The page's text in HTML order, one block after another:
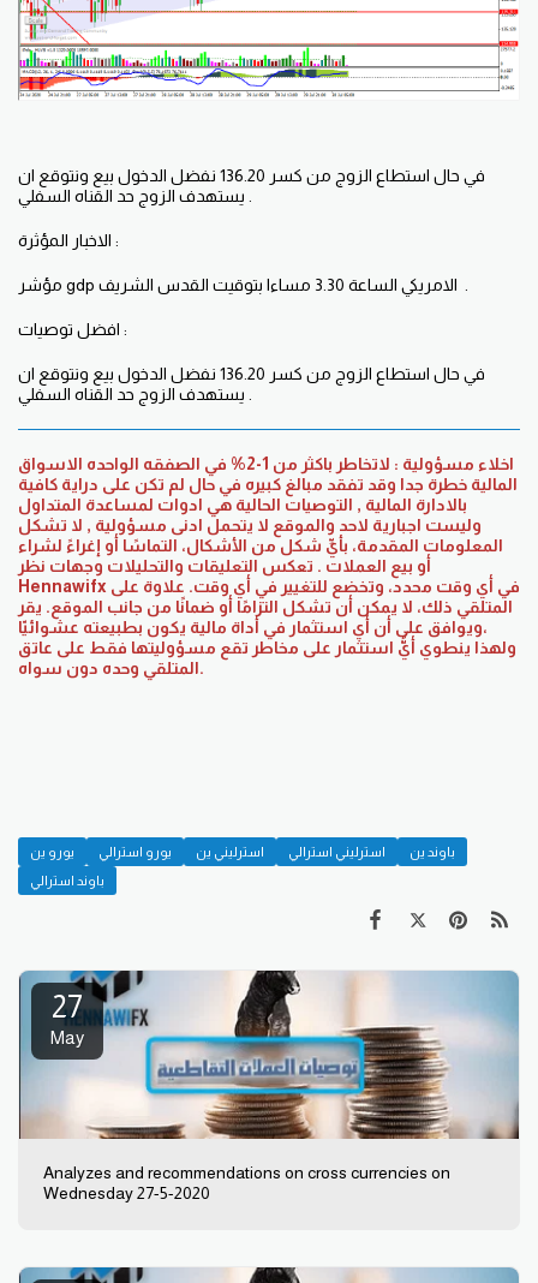
في حال استطاع الزوج من كسر 136.20 نفضل الدخول بيع ونتوقع ان
الاخبار المؤثرة :
افضل توصيات :
في حال استطاع الزوج من كسر 136.20 نفضل الدخول بيع ونتوقع ان
اخلاء مسؤولية : لاتخاطر باكثر من 1-2% في الصفقه الواحده الاسواق
المالية خطرة جدا وقد تفقد مبالغ كبيره في حال لم تكن على دراية كافية
بالادارة المالية , التوصيات الحالية هي ادوات لمساعدة المتداول
وليست اجبارية لاحد والموقع لا يتحمل ادنى مسؤولية , لا تشكل
المعلومات المقدمة، بأيِّ شكل من الأشكال، التماسًا أو إغراءً لشراء
أو بيع العملات . تعكس التعليقات والتحليلات وجهات نظر
Hennawifx في أي وقت محدد، وتخضع للتغيير في أي وقت. علاوة على
ذلك، لا يمكن أن تشكل التزامًا أو ضمانًا من جانب الموقع. يقر ‎المتلقي
ويوافق على أن أي استثمار في أداة مالية يكون بطبيعته عشوائيّا،
المتلقي وحده دون سواه.
يورو ين يورو استرالي استرليني ين استرليني استرالي
باوند ين
باوند استرالي
27
May
Analyzes and recommendations on cross currencies on
Wednesday 27-5-2020